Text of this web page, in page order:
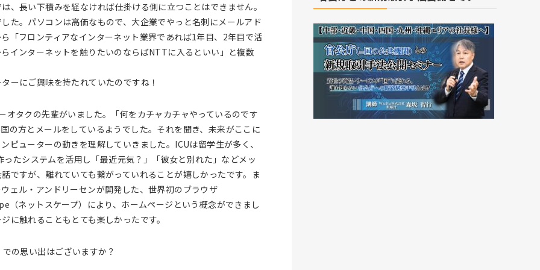
、長い下積みを経なければ仕掛ける側に立つことはできません。
た。パソコンは高価なもので、大企業でやっと名刺にメールアド
「フロンティアなインターネット業界であれば1年目、2年目で活
インターネットを触りたいのならばNTTに入るといい」と複数
ーにご興味を持たれていたのですね！
オタクの先輩がいました。「何をカチャカチャやっているのです
の方とメールをしているようでした。それを聞き、未来がここに
ピューターの動きを理解していきました。ICUは留学生が多く、
たシステムを活用し「最近元気？」「彼女と別れた」などメッ
ですが、離れていても繋がっていれることが嬉しかったです。ま
ェル・アンドリーセンが開発した、世界初のブラウザ
ネットスケープ）により、ホームページという概念ができまし
に触れることもとても楽しかったです。
の思い出はございますか？